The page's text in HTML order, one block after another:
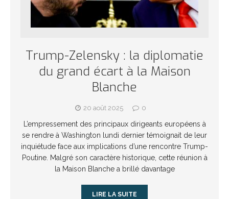
Trump-Zelensky : la diplomatie
du grand écart à la Maison
Blanche
20 août 2025 0
L’empressement des principaux dirigeants européens à
se rendre à Washington lundi dernier témoignait de leur
inquiétude face aux implications d’une rencontre Trump-
Poutine. Malgré son caractère historique, cette réunion à
la Maison Blanche a brillé davantage
LIRE LA SUITE